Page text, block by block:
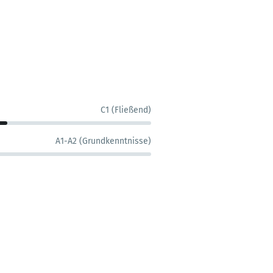
C1 (Fließend)
A1-A2 (Grundkenntnisse)